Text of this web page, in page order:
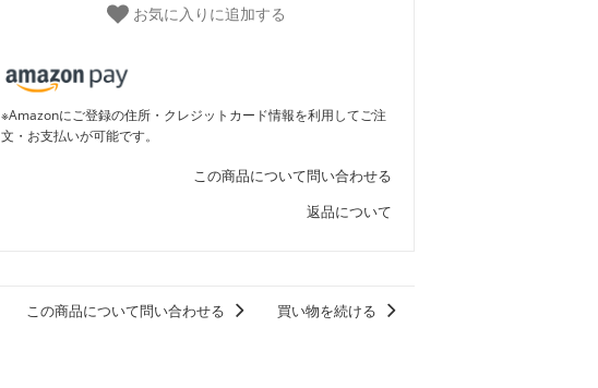
お気に入りに追加する
※Amazonにご登録の住所・クレジットカード情報を利用してご注
文・お支払いが可能です。
この商品について問い合わせる
返品について
この商品について問い合わせる 買い物を続ける